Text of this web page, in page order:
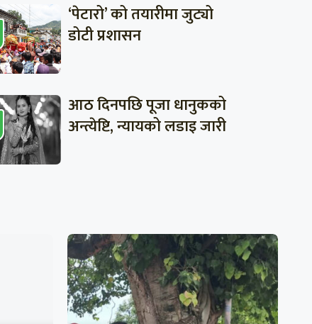
‘पेटारो’ को तयारीमा जुट्यो
डोटी प्रशासन
आठ दिनपछि पूजा धानुकको
अन्त्येष्टि, न्यायको लडाइ जारी